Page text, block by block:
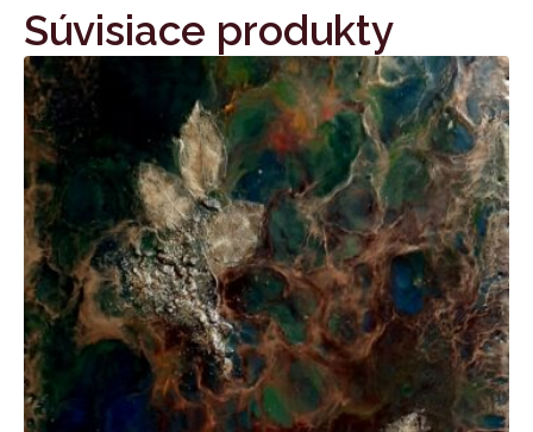
Súvisiace produkty